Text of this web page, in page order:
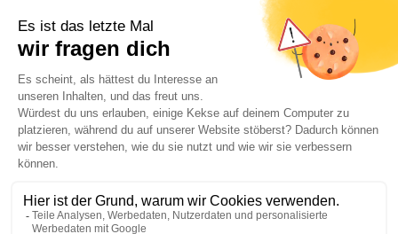
Zeremonien ebenso gehisst wie bei
offiziellen Anlässen des Vatikans und
signalisiert weltweit Präsenz, Würde und
Glaubensautorität der katholischen Kirche.